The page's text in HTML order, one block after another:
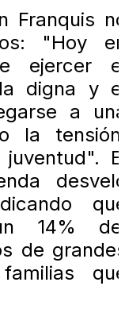
Franquis
"Hoy
ejercer
digna y
a
la
14%
de